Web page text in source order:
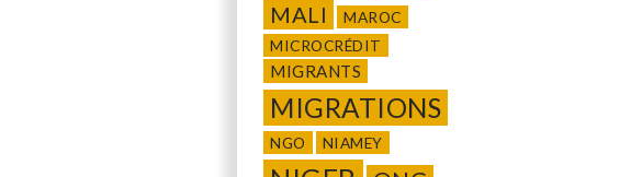
MALI
MAROC
MICROCRÉDIT
MIGRANTS
MIGRATIONS
NGO NIAMEY